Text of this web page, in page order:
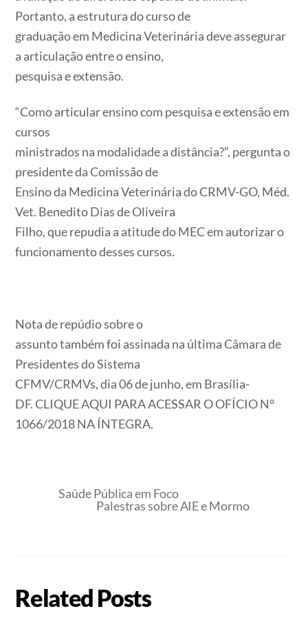
Portanto, a estrutura do curso de
graduação em Medicina Veterinária deve assegurar
a articulação entre o ensino,
pesquisa e extensão.
“Como articular ensino com pesquisa e extensão em
cursos
ministrados na modalidade a distância?”, pergunta o
presidente da Comissão de
Ensino da Medicina Veterinária do CRMV-GO, Méd.
Vet. Benedito Dias de Oliveira
Filho, que repudia a atitude do MEC em autorizar o
funcionamento desses cursos.
Nota de repúdio sobre o
assunto também foi assinada na última Câmara de
Presidentes do Sistema
CFMV/CRMVs, dia 06 de junho, em Brasília-
DF. CLIQUE AQUI PARA ACESSAR O OFÍCIO N°
1066/2018 NA ÍNTEGRA.
Saúde Pública em Foco
Palestras sobre AIE e Mormo
Related Posts